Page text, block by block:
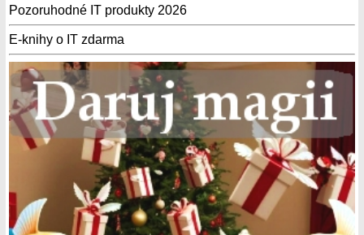
Pozoruhodné IT produkty 2026
E-knihy o IT zdarma